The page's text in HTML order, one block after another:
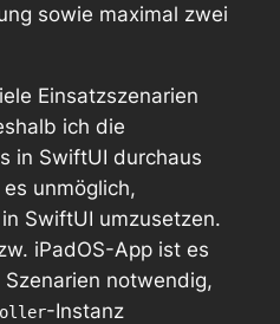
sowie maximal zwei
Einsatzszenarien
ich die
in SwiftUI durchaus
unmöglich,
SwiftUI umzusetzen.
iPadOS-App ist es
notwendig,
-Instanz